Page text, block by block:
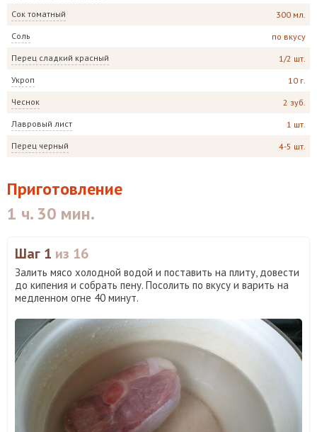
Сок томатный 300 мл.
Соль по вкусу
Перец сладкий красный 1/2 шт.
Укроп 10 г.
Чеснок 2 зуб.
Лавровый лист 1 шт.
Перец черный 4-5 шт.
Приготовление
1 ч. 30 мин.
Шаг 1 из 16
Залить мясо холодной водой и поставить на плиту, довести
до кипения и собрать пену. Посолить по вкусу и варить на
медленном огне 40 минут.